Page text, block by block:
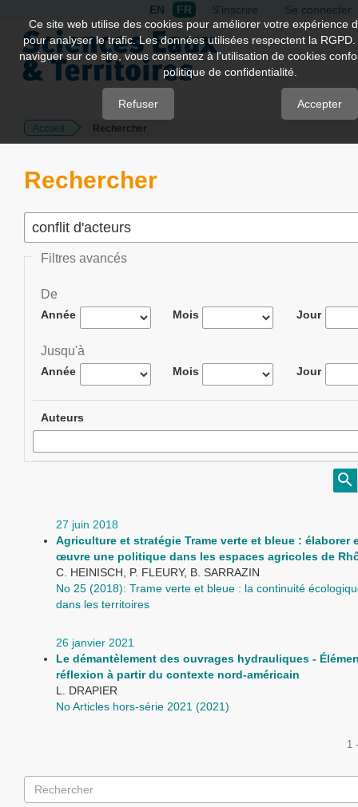
Quick
jump
page
Main
Content
EN FR S'inscrire Se connecter
Accueil Rechercher
Rechercher
Filtres avancés
De
Année Mois Jour
Jusqu'à
Année Mois Jour
Auteurs
27 juin 2018
Agriculture et stratégie Trame verte et bleue : élaborer
œuvre une politique dans les espaces agricoles de
C. HEINISCH, P. FLEURY, B. SARRAZIN
No 25 (2018): Trame verte et bleue : la continuité
dans les territoires
26 janvier 2021
Le démantèlement des ouvrages hydrauliques -
réflexion à partir du contexte nord-américain
L. DRAPIER
No Articles hors-série 2021 (2021)
1
Ce site web utilise des cookies pour améliorer votre expérience
pour analyser le trafic. Les données utilisées respectent la
naviguer sur ce site, vous consentez à l'utilisation de cookies
politique de confidentialité.
Refuser Accepter